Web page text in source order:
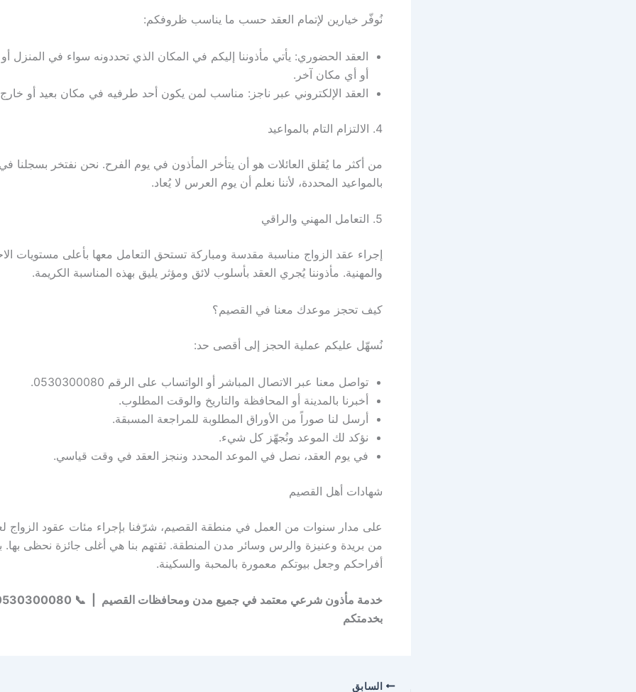
نُوفّر خيارين لإتمام العقد حسب ما يناسب ظروفكم:
العقد الحضوري: يأتي مأذوننا إليكم في المكان الذي تحددونه سواء في المنزل أو
أو أي مكان آخر.
العقد الإلكتروني عبر ناجز: مناسب لمن يكون أحد طرفيه في مكان بعيد أو
4. الالتزام التام بالمواعيد
من أكثر ما يُقلق العائلات هو أن يتأخر المأذون في يوم الفرح. نحن نفتخر بسجلنا في
بالمواعيد المحددة، لأننا نعلم أن يوم العرس لا يُعاد.
5. التعامل المهني والراقي
إجراء عقد الزواج مناسبة مقدسة ومباركة تستحق التعامل معها بأعلى مستويات
والمهنية. مأذوننا يُجري العقد بأسلوب لائق ومؤثر يليق بهذه المناسبة الكريمة.
كيف تحجز موعدك معنا في القصيم؟
نُسهّل عليكم عملية الحجز إلى أقصى حد:
تواصل معنا عبر الاتصال المباشر أو الواتساب على الرقم 0530300080.
أخبرنا بالمدينة أو المحافظة والتاريخ والوقت المطلوب.
أرسل لنا صوراً من الأوراق المطلوبة للمراجعة المسبقة.
نؤكد لك الموعد ونُجهّز كل شيء.
في يوم العقد، نصل في الموعد المحدد وننجز العقد في وقت قياسي.
شهادات أهل القصيم
على مدار سنوات من العمل في منطقة القصيم، شرّفنا بإجراء مئات عقود الزواج
من بريدة وعنيزة والرس وسائر مدن المنطقة. ثقتهم بنا هي أغلى جائزة نحظى بها.
أفراحكم وجعل بيوتكم معمورة بالمحبة والسكينة.
بخدمتكم
السابق